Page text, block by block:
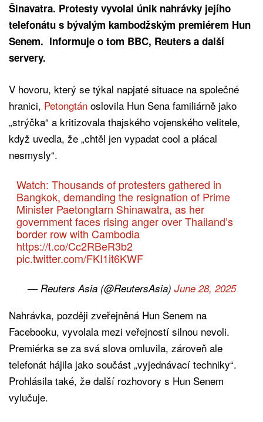
Šinavatra. Protesty vyvolal únik nahrávky jejího
telefonátu s bývalým kambodžským premiérem Hun
Senem. Informuje o tom BBC, Reuters a další
servery.
V hovoru, který se týkal napjaté situace na společné
hranici, Petongtán oslovila Hun Sena familiárně jako
„strýčka“ a kritizovala thajského vojenského velitele,
když uvedla, že „chtěl jen vypadat cool a plácal
nesmysly“.
Watch: Thousands of protesters gathered in
Bangkok, demanding the resignation of Prime
Minister Paetongtarn Shinawatra, as her
government faces rising anger over Thailand’s
border row with Cambodia
https://t.co/Cc2RBeR3b2
pic.twitter.com/FKI1it6KWF
— Reuters Asia (@ReutersAsia) June 28, 2025
Nahrávka, později zveřejněná Hun Senem na
Facebooku, vyvolala mezi veřejností silnou nevoli.
Premiérka se za svá slova omluvila, zároveň ale
telefonát hájila jako součást „vyjednávací techniky“.
Prohlásila také, že další rozhovory s Hun Senem
vylučuje.